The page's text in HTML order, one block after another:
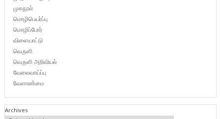
முகநூல்
மொழிபெயர்ப்பு
மொழிப்போர்
விளையாட்டு
வெருளி
வெருளி அறிவியல்
வேலைவாய்ப்பு
வேளாண்மை
Archives